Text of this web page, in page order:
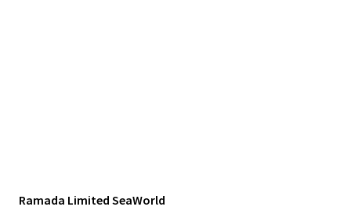
Ramada Limited SeaWorld